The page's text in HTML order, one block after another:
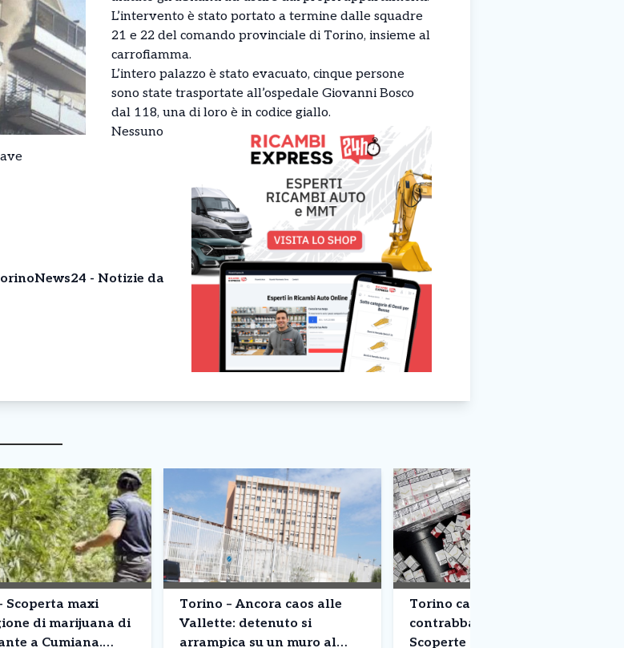
L’intervento è stato portato a termine dalle squadre
21 e 22 del comando provinciale di Torino, insieme al
carrofiamma.
L’intero palazzo è stato evacuato, cinque persone
sono state trasportate all’ospedale Giovanni Bosco
dal 118, una di loro è in codice giallo.
Nessuno
- Notizie da
Scoperta maxi
di marijuana di
a Cumiana.
Torino – Ancora caos alle
Vallette: detenuto si
arrampica su un muro al
Torino capitale del
contrabbando di sigarette –
Scoperte cinque fabbriche